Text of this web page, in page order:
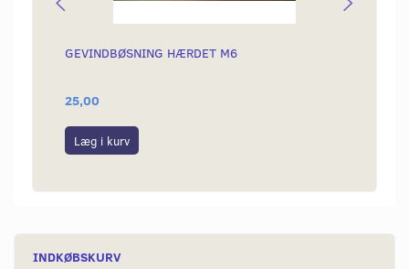
GEVINDBØSNING HÆRDET M6
25,00
Læg i kurv
INDKØBSKURV